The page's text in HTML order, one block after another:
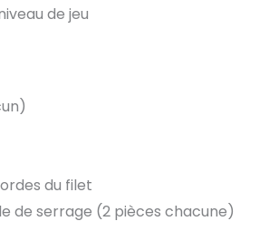
de jeu
du filet
de serrage (2 pièces chacune)